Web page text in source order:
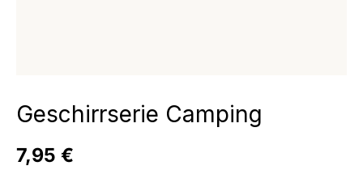
Geschirrserie Camping
Regulärer Preis:
7,95 €